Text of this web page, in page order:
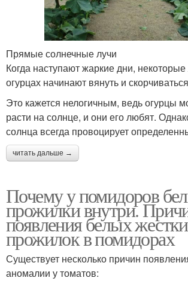
Прямые солнечные лучи
Когда наступают жаркие дни, некоторые
огурцах начинают вянуть и
Это кажется нелогичным, ведь огурцы
расти на солнце, и они его любят.
солнца всегда провоцирует
читать дальше →
Почему у помидоров
прожилки внутри.
появления белых
прожилок в помидорах
Существует несколько причин
аномалии у томатов: